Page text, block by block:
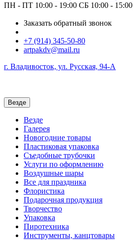
ПН - ПТ 10:00 - 19:00 СБ 10:00 - 15:00
Заказать обратный звонок
+7 (914) 345-50-80
artpakdv@mail.ru
г. Владивосток, ул. Русская, 94-А
Везде
Везде
Галерея
Новогодние товары
Пластиковая упаковка
Съедобные трубочки
Услуги по оформлению
Воздушные шары
Все для праздника
Флористика
Подарочная продукция
Творчество
Упаковка
Пиротехника
Инструменты, канцтовары